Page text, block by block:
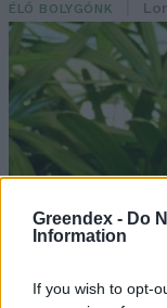
Greendex - Do
Information
If you wish to opt-
ÉLŐ BOLYGÓNK